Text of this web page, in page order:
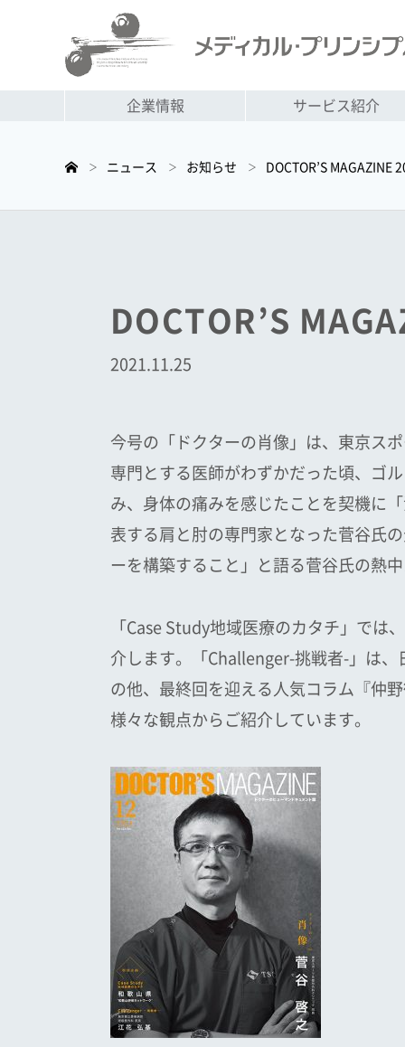
企業情報 サービス紹介
＞ ニュース ＞ お知らせ ＞ DOCTOR’S
DOCTOR’S
2021.11.25
今号の「ドクターの肖像」は、東京ス
専門とする医師がわずかだった頃、ゴ
み、身体の痛みを感じたことを契機に
表する肩と肘の専門家となった菅谷氏
ーを構築すること」と語る菅谷氏の熱
「Case Study地域医療のカタチ」では
介します。「Challenger-挑戦者-」は
の他、最終回を迎える人気コラム『仲
様々な観点からご紹介しています。